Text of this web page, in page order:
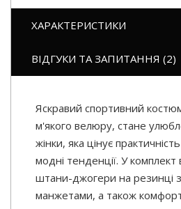
ХАРАКТЕРИСТИКИ
ВІДГУКИ ТА ЗАПИТАННЯ (2)
Яскравий спортивний
м'якого велюру, стане
жінки, яка цінує
модні тенденції. У комплект
штани-джогери на резинці
манжетами, а також